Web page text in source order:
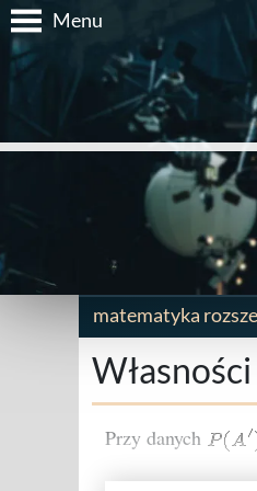
Menu
matematyka
Przy danych